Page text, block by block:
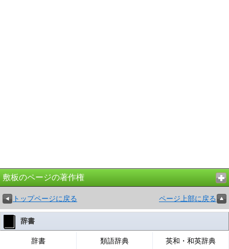
敷板のページの著作権
トップページに戻る ページ上部に戻る
辞書
辞書 類語辞典 英和・和英辞典